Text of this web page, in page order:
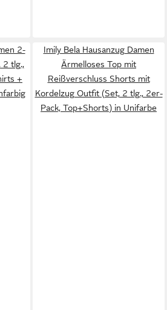
2-
2 tlg.,
+
Imily Bela Hausanzug Damen
Ärmelloses Top mit
Reißverschluss Shorts mit
Kordelzug Outfit (Set, 2 tlg., 2er-
Pack, Top+Shorts) in Unifarbe